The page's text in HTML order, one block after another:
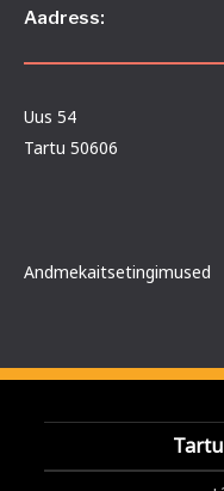
Aadress:
Uus 54
Tartu 50606
Andmekaitsetingimused